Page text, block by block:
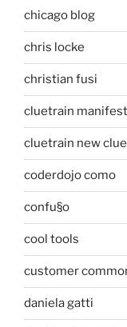
chicago blog
chris locke
christian fusi
cluetrain
cluetrain new
coderdojo como
confu§o
cool tools
customer
daniela gatti